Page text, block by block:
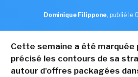
Dominique Filippone, publié le
Cette semaine a été marquée
précisé les contours de sa
autour d'offres packagées